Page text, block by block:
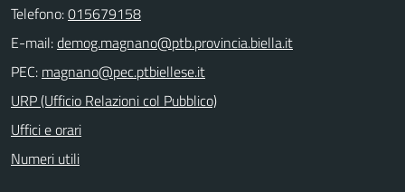
Telefono:015679158
E-mail:
PEC:
URP (Ufficio Relazioni col Pubblico)
Uffici e orari
Numeri utili